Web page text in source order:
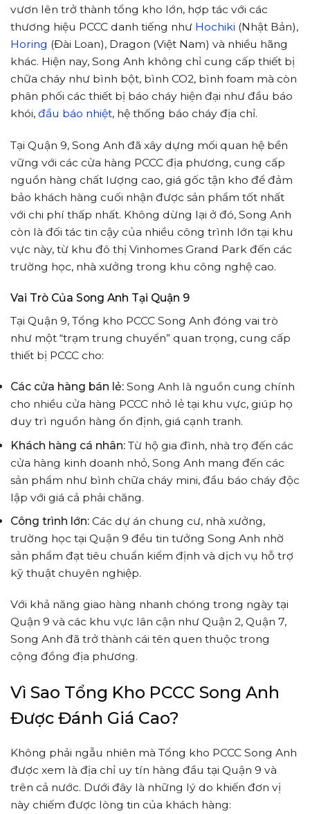
vươn lên trở thành tổng kho lớn, hợp tác với các
thương hiệu PCCC danh tiếng như Hochiki (Nhật Bản),
Horing (Đài Loan), Dragon (Việt Nam) và nhiều hãng
khác. Hiện nay, Song Anh không chỉ cung cấp thiết bị
chữa cháy như bình bột, bình CO2, bình foam mà còn
phân phối các thiết bị báo cháy hiện đại như đầu báo
khói, đầu báo nhiệt, hệ thống báo cháy địa chỉ.
Tại Quận 9, Song Anh đã xây dựng mối quan hệ bền
vững với các cửa hàng PCCC địa phương, cung cấp
nguồn hàng chất lượng cao, giá gốc tận kho để đảm
bảo khách hàng cuối nhận được sản phẩm tốt nhất
với chi phí thấp nhất. Không dừng lại ở đó, Song Anh
còn là đối tác tin cậy của nhiều công trình lớn tại khu
vực này, từ khu đô thị Vinhomes Grand Park đến các
trường học, nhà xưởng trong khu công nghệ cao.
Vai Trò Của Song Anh Tại Quận 9
Tại Quận 9, Tổng kho PCCC Song Anh đóng vai trò
như một “trạm trung chuyển” quan trọng, cung cấp
thiết bị PCCC cho:
Các cửa hàng bán lẻ: Song Anh là nguồn cung chính
cho nhiều cửa hàng PCCC nhỏ lẻ tại khu vực, giúp họ
duy trì nguồn hàng ổn định, giá cạnh tranh.
Khách hàng cá nhân: Từ hộ gia đình, nhà trọ đến các
cửa hàng kinh doanh nhỏ, Song Anh mang đến các
sản phẩm như bình chữa cháy mini, đầu báo cháy độc
lập với giá cả phải chăng.
Công trình lớn: Các dự án chung cư, nhà xưởng,
trường học tại Quận 9 đều tin tưởng Song Anh nhờ
sản phẩm đạt tiêu chuẩn kiểm định và dịch vụ hỗ trợ
kỹ thuật chuyên nghiệp.
Với khả năng giao hàng nhanh chóng trong ngày tại
Quận 9 và các khu vực lân cận như Quận 2, Quận 7,
Song Anh đã trở thành cái tên quen thuộc trong
cộng đồng địa phương.
Vì Sao Tổng Kho PCCC Song Anh
Được Đánh Giá Cao?
Không phải ngẫu nhiên mà Tổng kho PCCC Song Anh
được xem là địa chỉ uy tín hàng đầu tại Quận 9 và
trên cả nước. Dưới đây là những lý do khiến đơn vị
này chiếm được lòng tin của khách hàng: